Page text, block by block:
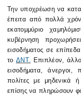
Την υποχρέωση να
έπειτα από πολλά
εκατομμύριο
κυβέρνηση
εισοδήματος σε
το ΔΝΤ. Επιπλέον,
εισοδήματα, άνεργοι,
πολίτες με μηδενικά
επίσης να πληρώσουν